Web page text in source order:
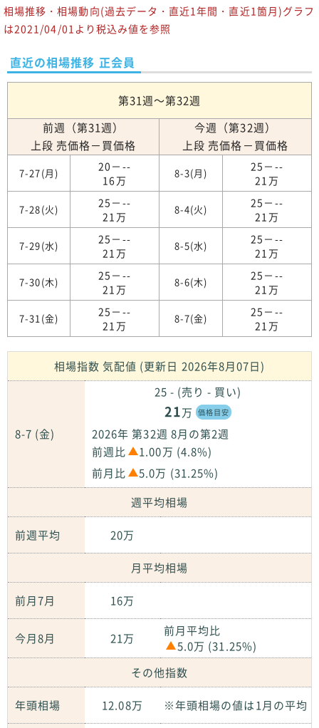
相場推移・相場動向(過去データ・直近1年間・直近1箇月)グラフ
は2021/04/01より税込み値を参照
直近の相場推移 正会員
第31週～第32週
前週（第31週）
上段 売価格－買価格
今週（第32週）
上段 売価格－買価格
7-27(月)
20－--
16万
7-28(火)
25－--
21万
7-29(水)
25－--
21万
7-30(木)
25－--
21万
7-31(金)
25－--
21万
8-3(月)
25－--
21万
8-4(火)
25－--
21万
8-5(水)
25－--
21万
8-6(木)
25－--
21万
8-7(金)
25－--
21万
相場指数 気配値 (更新日 2026年8月07日)
8-7 (金)
25 - (売り - 買い)
21万 価格目安
2026年 第32週 8月の第2週
前週比
1.00万 (4.8%)
前月比
5.0万 (31.25%)
週平均相場
前週平均 20万
月平均相場
前月7月 16万
今月8月 21万
前月平均比
5.0万 (31.25%)
その他指数
年頭相場 12.08万 ※年頭相場の値は1月の平均